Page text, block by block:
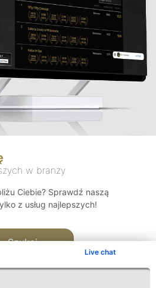
Live chat
w branży
Ciebie? Sprawdź naszą
z usług najlepszych!
Szukaj